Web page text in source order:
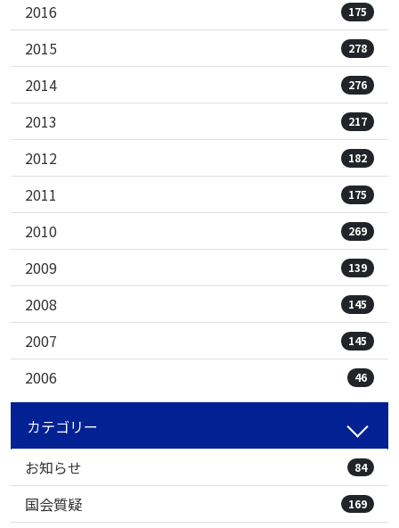
2016 175
2015 278
2014 276
2013 217
2012 182
2011 175
2010 269
2009 139
2008 145
2007 145
2006 46
カテゴリー
お知らせ
84
国会質疑 169